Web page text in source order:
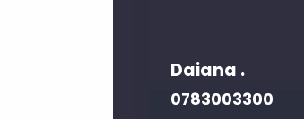
Daiana .
0783003300